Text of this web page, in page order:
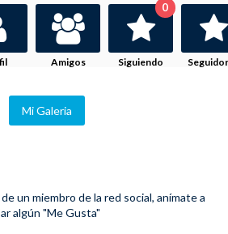
Amigos Siguiendo
0
Mi Galeria
un miembro de la red social, anímate a
algún "Me Gusta"